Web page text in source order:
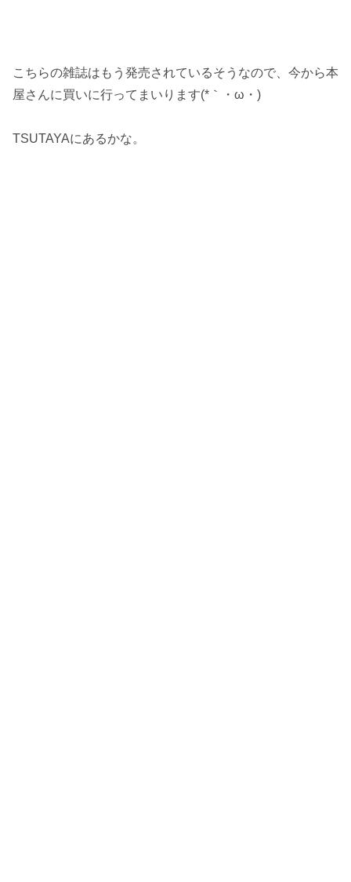
こちらの雑誌はもう発売されているそうなので、今から本
屋さんに買いに行ってまいります(*｀・ω・)ゞ
TSUTAYAにあるかな。